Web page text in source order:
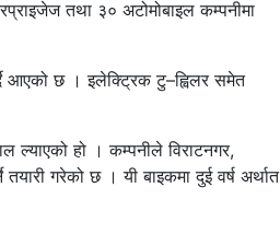
तथा ३० अटोमोबाइल कम्पनीमा
आएको छ । इलेक्ट्रिक टु–ह्विलर समेत
ल्याएको हो । कम्पनीले विराटनगर,
गरेको छ । यी बाइकमा दुई वर्ष अर्थात